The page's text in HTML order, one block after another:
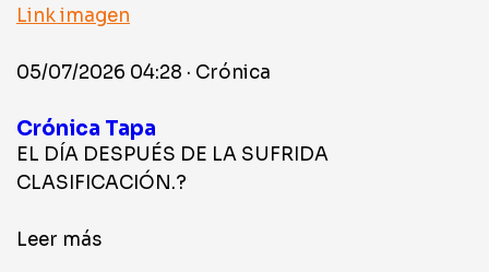
Link imagen
05/07/2026 04:28 · Crónica
Crónica Tapa
EL DÍA DESPUÉS DE LA SUFRIDA
CLASIFICACIÓN.?
Leer más